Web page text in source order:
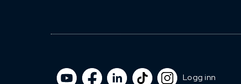
Logg inn